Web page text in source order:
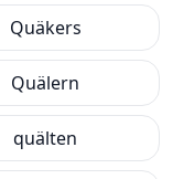
Quäkers
Quälern
quälten